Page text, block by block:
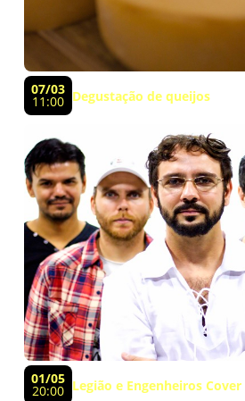
07/03
11:00 Degustação de queijos
01/05
20:00 Legião e Engenheiros Cover